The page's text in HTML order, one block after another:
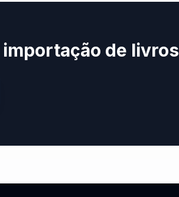
de livros